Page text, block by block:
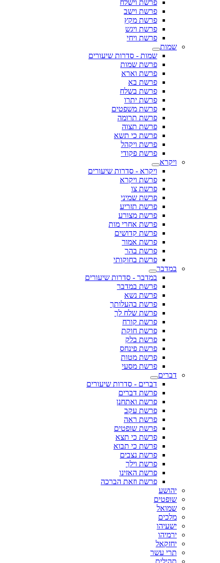
פרשת וישלח
פרשת וישב
פרשת מקץ
פרשת ויגש
פרשת ויחי
שמות
שמות - סדרות שיעורים
פרשת שמות
פרשת וארא
פרשת בא
פרשת בשלח
פרשת יתרו
פרשת משפטים
פרשת תרומה
פרשת תצוה
פרשת כי תשא
פרשת ויקהל
פרשת פקודי
ויקרא
ויקרא - סדרות שיעורים
פרשת ויקרא
פרשת צו
פרשת שמיני
פרשת תזריע
פרשת מצורע
פרשת אחרי מות
פרשת קדושים
פרשת אמור
פרשת בהר
פרשת בחוקותי
במדבר
במדבר - סדרות שיעורים
פרשת במדבר
פרשת נשא
פרשת בהעלותך
פרשת שלח לך
פרשת קורח
פרשת חוקת
פרשת בלק
פרשת פינחס
פרשת מטות
פרשת מסעי
דברים
דברים - סדרות שיעורים
פרשת דברים
פרשת ואתחנן
פרשת עקב
פרשת ראה
פרשת שופטים
פרשת כי תצא
פרשת כי תבוא
פרשת נצבים
פרשת וילך
פרשת האזינו
פרשת וזאת הברכה
יהושע
שופטים
שמואל
מלכים
ישעיהו
ירמיהו
יחזקאל
תרי עשר